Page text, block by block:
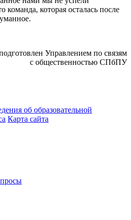
команда, которая осталась после
Управлением по связям
с общественностью СПбПУ
об образовательной
Карта сайта